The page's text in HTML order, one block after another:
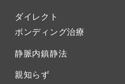
ダイレクト
ボンディング治療
静脈内鎮静法
親知らず